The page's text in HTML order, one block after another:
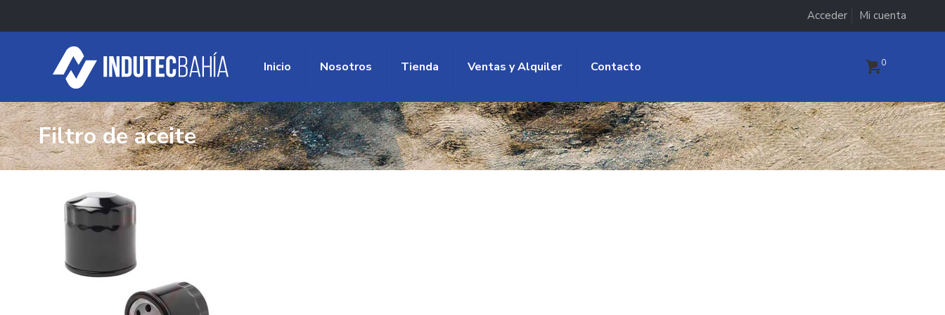
Acceder Mi cuenta
Inicio Nosotros Tienda Ventas y Alquiler Contacto 0
Filtro de aceite